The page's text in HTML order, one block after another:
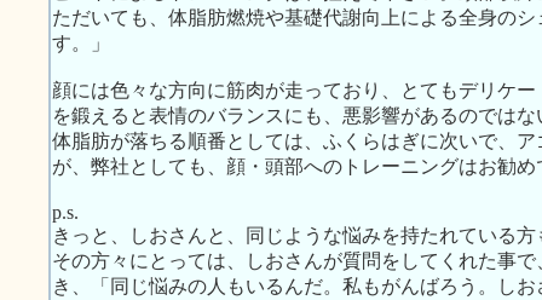
ただいても、体脂肪燃焼や基礎代謝向上による全身の
す。」
顔には色々な方向に筋肉が走っており、とてもデリケ
を鍛えると表情のバランスにも、悪影響があるのでは
体脂肪が落ちる順番としては、ふくらはぎに次いで、
が、弊社としても、顔・頭部へのトレーニングはお勧
p.s.
きっと、しおさんと、同じような悩みを持たれている
その方々にとっては、しおさんが質問をしてくれた事
き、「同じ悩みの人もいるんだ。私もがんばろう。し